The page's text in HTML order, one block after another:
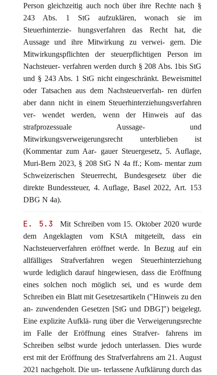
Person gleichzeitig auch noch über ihre Rechte nach §
243 Abs. 1 StG aufzuklären, wonach sie im
Steuerhinterzie- hungsverfahren das Recht hat, die
Aussage und ihre Mitwirkung zu verwei- gern. Die
Mitwirkungspflichten der steuerpflichtigen Person im
Nachsteuer- verfahren werden durch § 208 Abs. 1bis StG
und § 243 Abs. 1 StG nicht eingeschränkt. Beweismittel
oder Tatsachen aus dem Nachsteuerverfah- ren dürfen
aber dann nicht in einem Steuerhinterziehungsverfahren
ver- wendet werden, wenn der Hinweis auf das
strafprozessuale Aussage- und
Mitwirkungsverweigerungsrecht unterblieben ist
(Kommentar zum Aar- gauer Steuergesetz, 5. Auflage,
Muri-Bern 2023, § 208 StG N 4a ff.; Kom- mentar zum
Schweizerischen Steuerrecht, Bundesgesetz über die
direkte Bundessteuer, 4. Auflage, Basel 2022, Art. 153
DBG N 4a).
E. 5.3
Mit Schreiben vom 15. Oktober 2020 wurde
dem Angeklagten vom KStA mitgeteilt, dass ein
Nachsteuerverfahren eröffnet werde. In Bezug auf ein
allfälliges Strafverfahren wegen Steuerhinterziehung
wurde lediglich darauf hingewiesen, dass die Eröffnung
eines solchen noch möglich sei, und es wurde dem
Schreiben ein Blatt mit Gesetzesartikeln ("Hinweis zu den
an- zuwendenden Gesetzen [StG und DBG]") beigelegt.
Eine explizite Aufklä- rung über die Verweigerungsrechte
im Falle der Eröffnung eines Strafver- fahrens im
Schreiben selbst wurde jedoch unterlassen. Dies wurde
erst mit der Eröffnung des Strafverfahrens am 21. August
2021 nachgeholt. Die un- terlassene Aufklärung durch das